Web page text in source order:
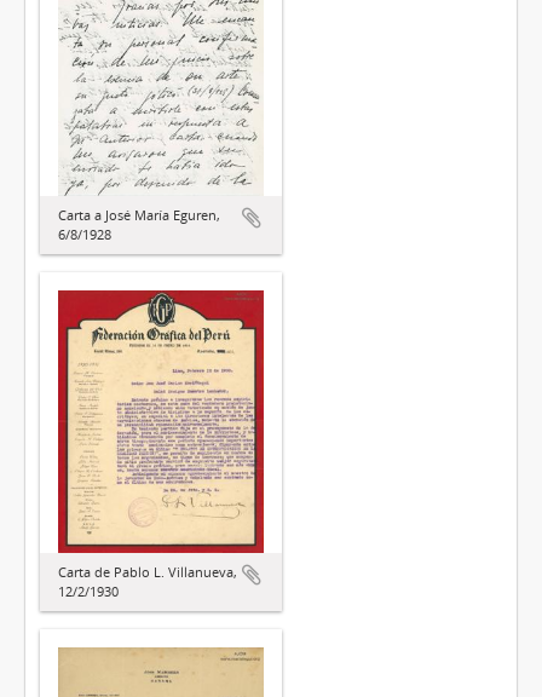
Carta a José María Eguren,
6/8/1928
Carta de Pablo L. Villanueva,
12/2/1930